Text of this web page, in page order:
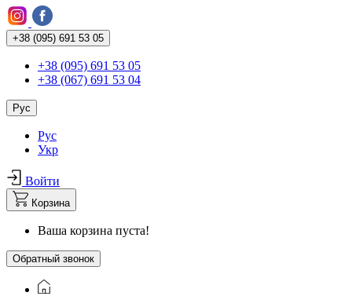
+38 (095) 691 53 05
+38 (095) 691 53 05
+38 (067) 691 53 04
Рус
Рус
Укр
Войти
Корзина
Ваша корзина пуста!
Обратный звонок